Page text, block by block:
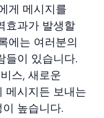
게 메시지를
효과가 발생할
에는 여러분의
들이 있습니다.
스, 새로운
메시지든 보내는
높습니다.